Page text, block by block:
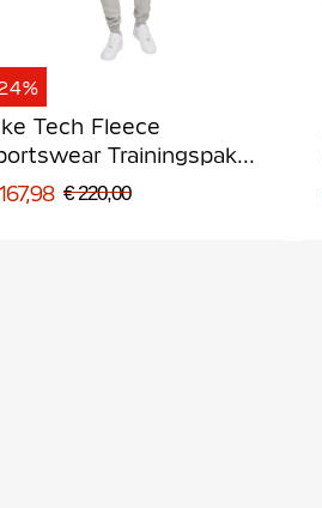
Tech Fleece
Trainingspak
Zwart
€ 220,00